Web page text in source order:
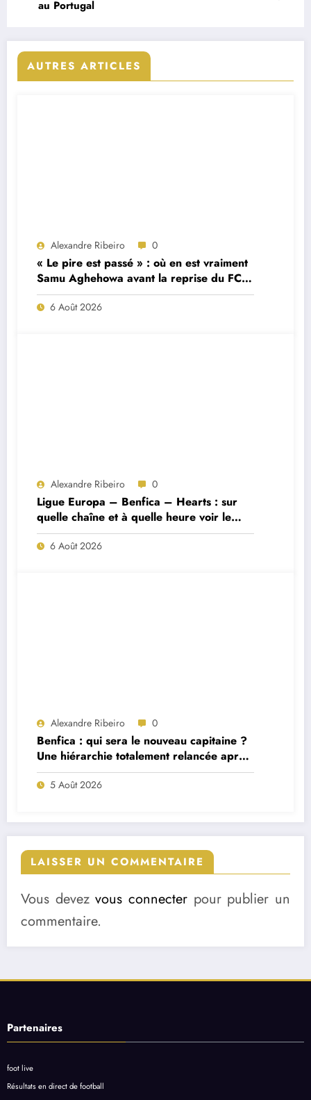
au Portugal
AUTRES ARTICLES
Alexandre Ribeiro 0
« Le pire est passé » : où en est vraiment
Samu Aghehowa avant la reprise du FC
Porto ?
6 Août 2026
Alexandre Ribeiro 0
Ligue Europa – Benfica – Hearts : sur
quelle chaîne et à quelle heure voir le
match ?
6 Août 2026
Alexandre Ribeiro 0
Benfica : qui sera le nouveau capitaine ?
Une hiérarchie totalement relancée après
deux départs majeurs
5 Août 2026
LAISSER UN COMMENTAIRE
Vous devezvous connecter pour publier un
commentaire.
Partenaires
foot live
Résultats en direct de football